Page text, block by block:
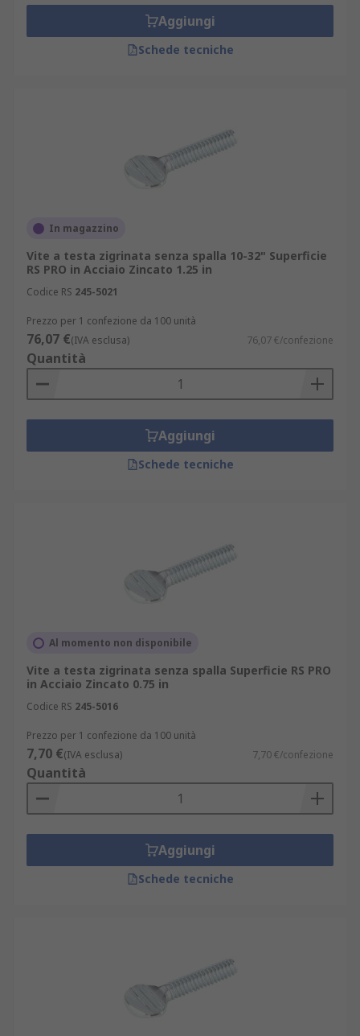
Aggiungi
Schede tecniche
In magazzino
Vite a testa zigrinata senza spalla 10-32" Superficie
RS PRO in Acciaio Zincato 1.25 in
Codice RS 245-5021
Prezzo per 1 confezione da 100 unità
76,07 €(IVA esclusa) 76,07 €/confezione
Quantità
Aggiungi
Schede tecniche
Al momento non disponibile
Vite a testa zigrinata senza spalla Superficie RS PRO
in Acciaio Zincato 0.75 in
Codice RS 245-5016
Prezzo per 1 confezione da 100 unità
7,70 €(IVA esclusa) 7,70 €/confezione
Quantità
Aggiungi
Schede tecniche